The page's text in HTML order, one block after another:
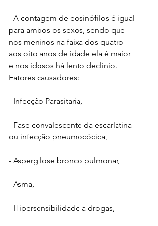
- A contagem de eosinófilos é igual
para ambos os sexos, sendo que
nos meninos na faixa dos quatro
aos oito anos de idade ela é maior
e nos idosos há lento declínio.
Fatores causadores:
- Infecção Parasitaria,
- Fase convalescente da escarlatina
ou infecção pneumocócica,
- Aspergilose bronco pulmonar,
- Asma,
- Hipersensibilidade a drogas,